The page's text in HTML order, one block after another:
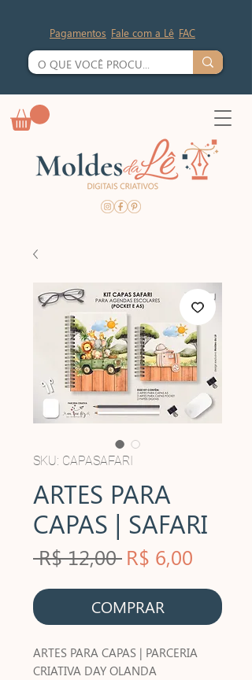
Pagamentos Fale com a Lê FAC
SKU: CAPASAFARI
ARTES PARA
CAPAS | SAFARI
R$ 12,00 Preço
normal
R$ 6,00
COMPRAR
ARTES PARA CAPAS | PARCERIA
CRIATIVA DAY OLANDA